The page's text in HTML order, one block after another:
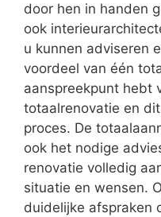
door hen in handen
ook
u kunnen adviseren
voordeel van één
aanspreekpunt hebt
totaalrenovatie en
proces. De
ook het nodige
renovatie volledig
situatie en wensen.
duidelijke afspraken